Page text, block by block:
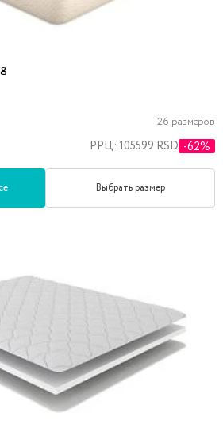
26 размеров
РРЦ: 105599 RSD -62%
Выбрать размер